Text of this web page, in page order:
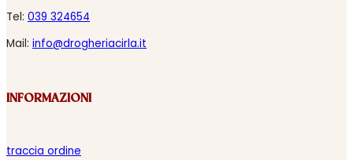
Tel: 039 324654
Mail: info@drogheriacirla.it
INFORMAZIONI
traccia ordine